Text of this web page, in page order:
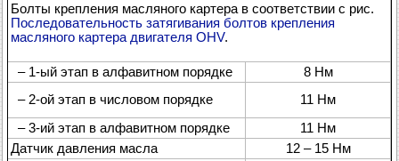
Болты крепления масляного картера в соответствии с рис.
Последовательность затягивания болтов крепления
масляного картера двигателя OHV.
– 1-ый этап в алфавитном порядке
8 Нм
– 2-ой этап в числовом порядке
11 Нм
– 3-ий этап в алфавитном порядке
11 Нм
Датчик давления масла
12 – 15 Нм